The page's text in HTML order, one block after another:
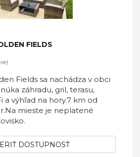
FIELDS
Fields sa nachádza v obci
záhradu, gril, terasu,
a výhľad na hory.7 km od
mieste je neplatené
DOSTUPNOSŤ